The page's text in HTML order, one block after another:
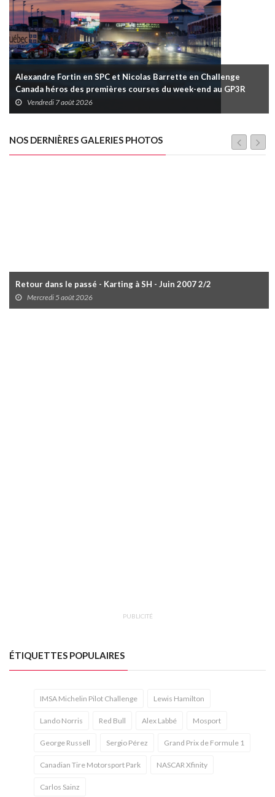
Alexandre Fortin en SPC et Nicolas Barrette en Challenge
Canada héros des premières courses du week-end au GP3R
Vendredi 7 août 2026
NOS DERNIÈRES GALERIES PHOTOS
Retour dans le passé - Karting à SH - Juin 2007 2/2
Mercredi 5 août 2026
PUBLICITÉ
ÉTIQUETTES POPULAIRES
IMSA Michelin Pilot Challenge Lewis Hamilton
Lando Norris Red Bull Alex Labbé Mosport
George Russell Sergio Pérez Grand Prix de Formule 1
Canadian Tire Motorsport Park NASCAR Xfinity
Carlos Sainz